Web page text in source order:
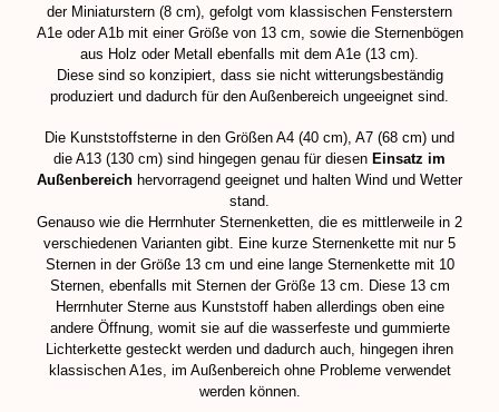
der Miniaturstern (8 cm), gefolgt vom klassischen Fensterstern
A1e oder A1b mit einer Größe von 13 cm, sowie die Sternenbögen
aus Holz oder Metall ebenfalls mit dem A1e (13 cm).
Diese sind so konzipiert, dass sie nicht witterungsbeständig
produziert und dadurch für den Außenbereich ungeeignet sind.
Die Kunststoffsterne in den Größen A4 (40 cm), A7 (68 cm) und
die A13 (130 cm) sind hingegen genau für diesen Einsatz im
Außenbereich hervorragend geeignet und halten Wind und Wetter
stand.
Genauso wie die Herrnhuter Sternenketten, die es mittlerweile in 2
verschiedenen Varianten gibt. Eine kurze Sternenkette mit nur 5
Sternen in der Größe 13 cm und eine lange Sternenkette mit 10
Sternen, ebenfalls mit Sternen der Größe 13 cm. Diese 13 cm
Herrnhuter Sterne aus Kunststoff haben allerdings oben eine
andere Öffnung, womit sie auf die wasserfeste und gummierte
Lichterkette gesteckt werden und dadurch auch, hingegen ihren
klassischen A1es, im Außenbereich ohne Probleme verwendet
werden können.